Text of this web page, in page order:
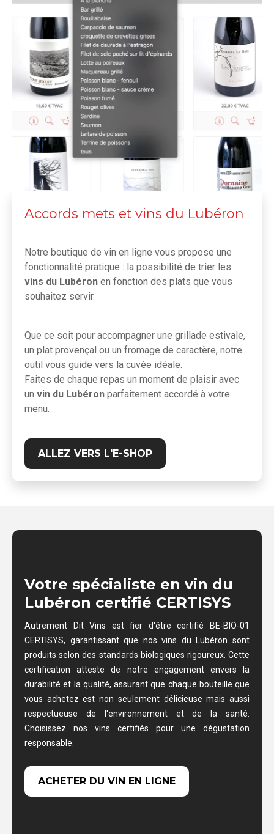
Accords mets et vins du Lubéron
Notre boutique de vin en ligne vous propose une
fonctionnalité pratique : la possibilité de trier les
vins du Lubéron en fonction des plats que vous
souhaitez servir.
Que ce soit pour accompagner une grillade estivale,
un plat provençal ou un fromage de caractère, notre
outil vous guide vers la cuvée idéale.
Faites de chaque repas un moment de plaisir avec
un vin du Lubéron parfaitement accordé à votre
menu.
ALLEZ VERS L'E-SHOP
Votre spécialiste en vin du
Lubéron certifié CERTISYS
Autrement Dit Vins est fier d'être certifié BE-BIO-01
CERTISYS, garantissant que nos vins du Lubéron sont
produits selon des standards biologiques rigoureux. Cette
certification atteste de notre engagement envers la
durabilité et la qualité, assurant que chaque bouteille que
vous achetez est non seulement délicieuse mais aussi
respectueuse de l'environnement et de la santé.
Choisissez nos vins certifiés pour une dégustation
responsable.
ACHETER DU VIN EN LIGNE